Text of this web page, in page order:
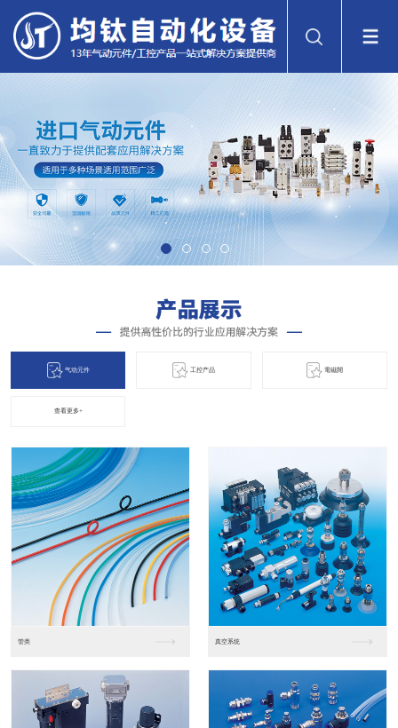
气动元件 工控产品 電磁閞
查看更多+
进口松下PLC2 进口松下PLC